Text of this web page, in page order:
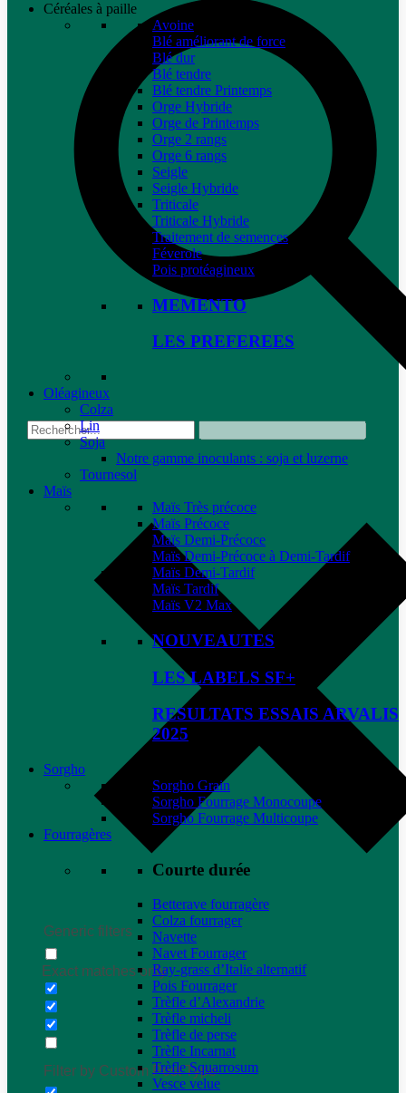
Generic filters
Exact matches only
Filter by Custom Post Type
Céréales à paille
Avoine
Blé améliorant de force
Blé dur
Blé tendre
Blé tendre Printemps
Orge Hybride
Orge de Printemps
Orge 2 rangs
Orge 6 rangs
Seigle
Seigle Hybride
Triticale
Triticale Hybride
Traitement de semences
Féverole
Pois protéagineux
MEMENTO
LES PREFEREES
Oléagineux
Colza
Lin
Soja
Notre gamme inoculants : soja et luzerne
Tournesol
Maïs
Maïs Très précoce
Maïs Précoce
Maïs Demi-Précoce
Maïs Demi-Précoce à Demi-Tardif
Maïs Demi-Tardif
Maïs Tardif
Maïs V2 Max
NOUVEAUTES
LES LABELS SF+
RESULTATS ESSAIS ARVALIS
2025
Sorgho
Sorgho Grain
Sorgho Fourrage Monocoupe
Sorgho Fourrage Multicoupe
Fourragères
Courte durée
Betterave fourragère
Colza fourrager
Navette
Navet Fourrager
Ray-grass d’Italie alternatif
Pois Fourrager
Trèfle d’Alexandrie
Trèfle micheli
Trèfle de perse
Trèfle Incarnat
Trèfle Squarrosum
Vesce velue